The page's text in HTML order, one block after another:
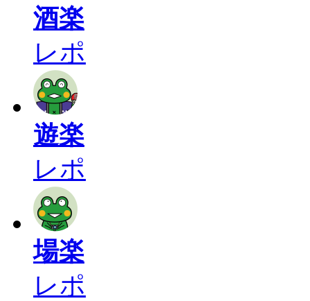
酒楽
レポ
遊楽
レポ
場楽
レポ